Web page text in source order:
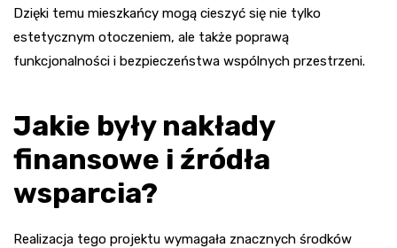
Dzięki temu mieszkańcy mogą cieszyć się nie tylko
estetycznym otoczeniem, ale także poprawą
funkcjonalności i bezpieczeństwa wspólnych przestrzeni.
Jakie były nakłady
finansowe i źródła
wsparcia?
Realizacja tego projektu wymagała znacznych środków